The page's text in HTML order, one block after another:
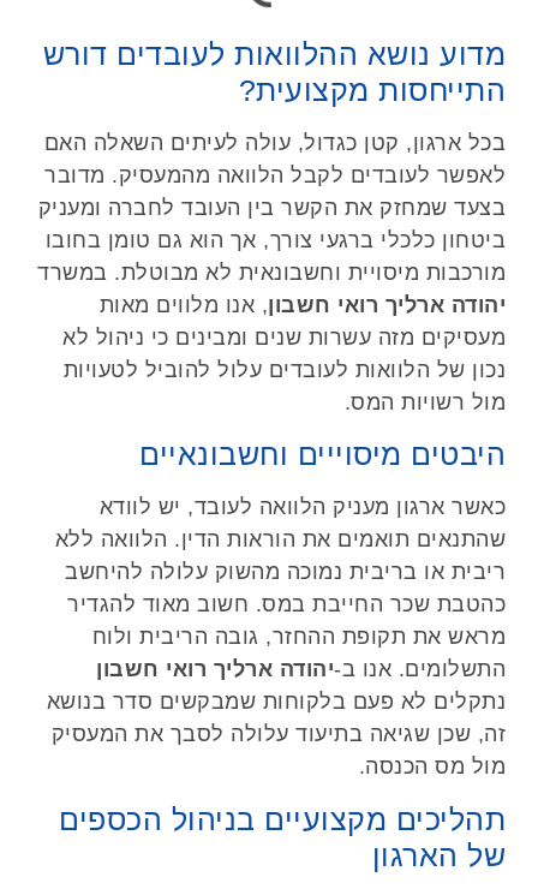
מדוע נושא ההלוואות לעובדים דורש
התייחסות מקצועית?
בכל ארגון, קטן כגדול, עולה לעיתים השאלה האם
לאפשר לעובדים לקבל הלוואה מהמעסיק. מדובר
בצעד שמחזק את הקשר בין העובד לחברה ומעניק
ביטחון כלכלי ברגעי צורך, אך הוא גם טומן בחובו
מורכבות מיסויית וחשבונאית לא מבוטלת. במשרד
יהודה ארליך רואי חשבון, אנו מלווים מאות
מעסיקים מזה עשרות שנים ומבינים כי ניהול לא
נכון של הלוואות לעובדים עלול להוביל לטעויות
מול רשויות המס.
היבטים מיסוייים וחשבונאיים
כאשר ארגון מעניק הלוואה לעובד, יש לוודא
שהתנאים תואמים את הוראות הדין. הלוואה ללא
ריבית או בריבית נמוכה מהשוק עלולה להיחשב
כהטבת שכר החייבת במס. חשוב מאוד להגדיר
מראש את תקופת ההחזר, גובה הריבית ולוח
התשלומים. אנו ב-יהודה ארליך רואי חשבון
נתקלים לא פעם בלקוחות שמבקשים סדר בנושא
זה, שכן שגיאה בתיעוד עלולה לסבך את המעסיק
מול מס הכנסה.
תהליכים מקצועיים בניהול הכספים
של הארגון